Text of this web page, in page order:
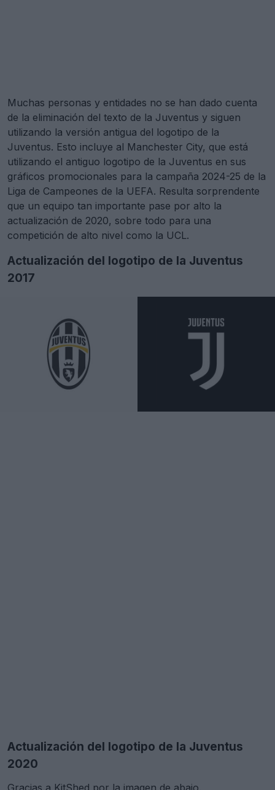
Muchas personas y entidades no se han dado cuenta
de la eliminación del texto de la Juventus y siguen
utilizando la versión antigua del logotipo de la
Juventus. Esto incluye al Manchester City, que está
utilizando el antiguo logotipo de la Juventus en sus
gráficos promocionales para la campaña 2024-25 de la
Liga de Campeones de la UEFA. Resulta sorprendente
que un equipo tan importante pase por alto la
actualización de 2020, sobre todo para una
competición de alto nivel como la UCL.
Actualización del logotipo de la Juventus
2017
Actualización del logotipo de la Juventus
2020
Gracias a KitShed por la imagen de abajo.